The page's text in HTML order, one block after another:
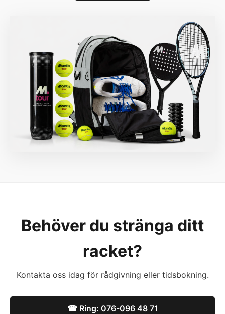
Behöver du stränga ditt
racket?
Kontakta oss idag för rådgivning eller tidsbokning.
☎︎ Ring: 076-096 48 71